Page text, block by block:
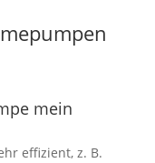
mein
effizient, z. B.